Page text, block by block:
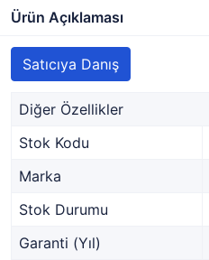
Ürün Açıklaması
Satıcıya Danış
Diğer Özellikler
Stok Kodu
Marka
Stok Durumu
Garanti (Yıl)